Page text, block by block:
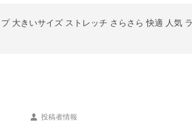
投稿者情報